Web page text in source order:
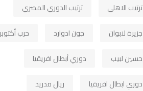
ترتيب الاهلي
ترتيب الدوري المصري
جزيرة لابوان
جون ادوارد
حرب أكتوبر
حسين لبيب
دوري أبطال افريقيا
دوري ابطال افريقيا
ريال مدريد